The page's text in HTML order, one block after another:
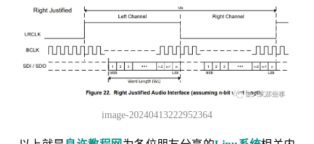
image-20240413222952364